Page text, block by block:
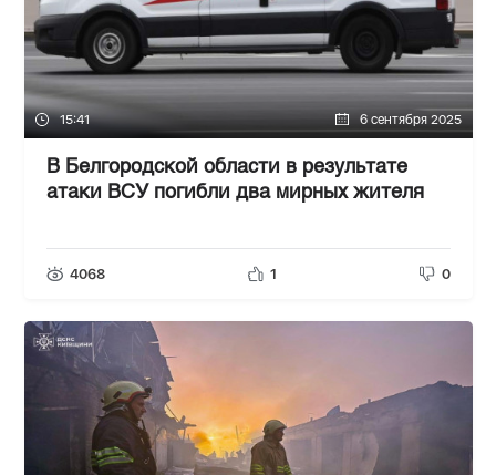
15:41 6 сентября 2025
В Белгородской области в результате
атаки ВСУ погибли два мирных жителя
4068 1 0